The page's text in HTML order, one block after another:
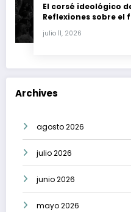
El corsé ideológico
Reflexiones sobre
julio 11, 2026
Archives
agosto 2026
julio 2026
junio 2026
mayo 2026